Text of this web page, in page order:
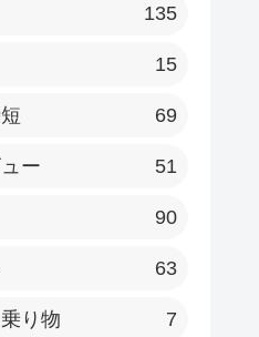
135
15
69
ー 51
90
63
り物 7